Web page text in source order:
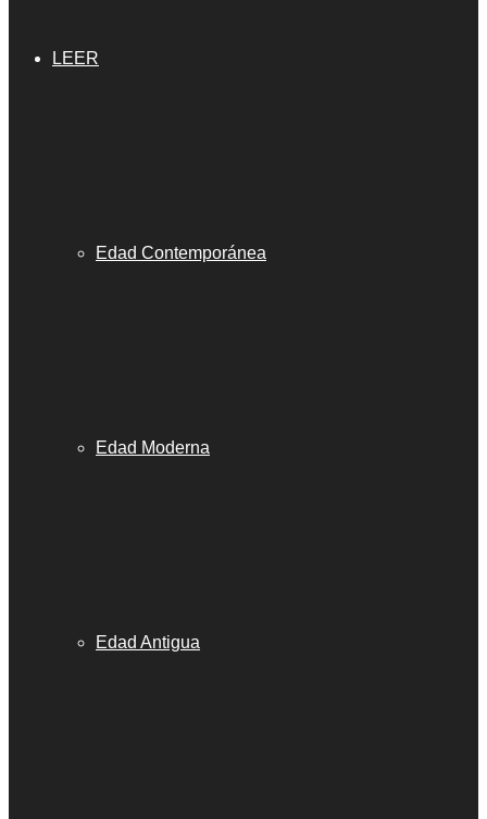
LEER
Edad Contemporánea
Edad Moderna
Edad Antigua